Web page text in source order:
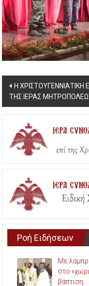
Post
navigation
Η
ΤΗΣ ΙΕΡΑΣ
Ροή Ειδήσεων
Με
στο
βάπτιση.